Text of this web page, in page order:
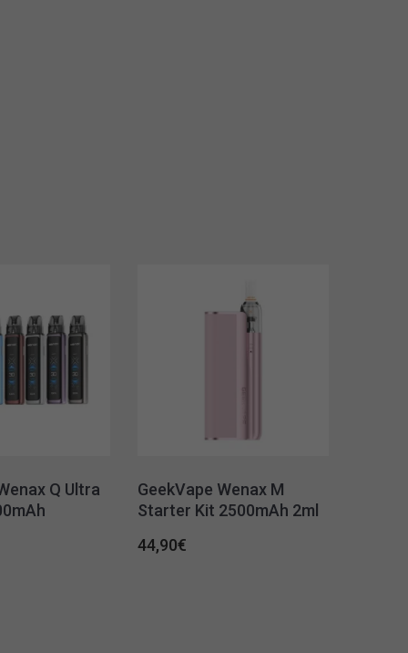
Q Ultra
GeekVape Wenax M
Starter Kit 2500mAh 2ml
44,90€